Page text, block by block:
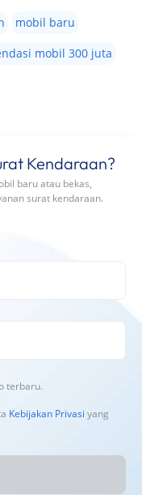
mobil baru
mobil 300 juta
Kendaraan?
baru atau bekas,
surat kendaraan.
terbaru.
Kebijakan Privasi yang